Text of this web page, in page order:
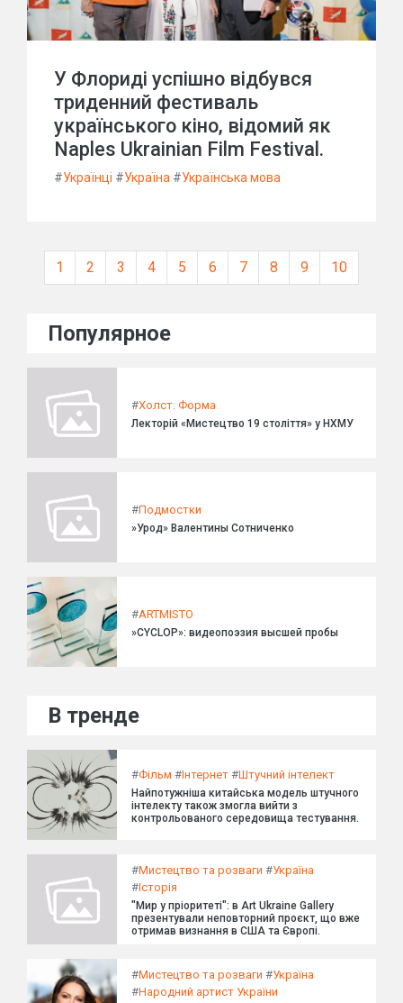
У Флориді успішно відбувся
триденний фестиваль
українського кіно, відомий як
Naples Ukrainian Film Festival.
#Українці #Україна #Українська мова
1 2 3 4 5 6 7 8 9 10
Популярное
#Холст. Форма
Лекторій «Мистецтво 19 століття» у НХМУ
#Подмостки
»Урод» Валентины Сотниченко
#ARTMISTO
»CYCLOP»: видеопоэзия высшей пробы
В тренде
#Фільм #Інтернет #Штучний інтелект
Найпотужніша китайська модель штучного
інтелекту також змогла вийти з
контрольованого середовища тестування.
#Мистецтво та розваги #Україна
#Історія
"Мир у пріоритеті": в Art Ukraine Gallery
презентували неповторний проєкт, що вже
отримав визнання в США та Європі.
#Мистецтво та розваги #Україна
#Народний артист України